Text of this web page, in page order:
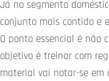
Já no segmento
conjunto mais contido e
O ponto essencial é não
objetivo é treinar com
material vai notar-se em